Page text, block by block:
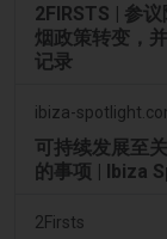
2FIRSTS | 参
烟政策转变，
记录
ibiza-
可持续发展至
的事项 | Ibiza
2Firsts